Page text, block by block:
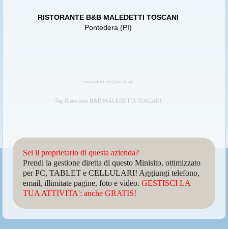
RISTORANTE B&B MALEDETTI TOSCANI
Pontedera (PI)
ristoranti vegani pisa
Tag Ristorante B&B MALEDETTI TOSCANI
Sei il proprietario di questa azienda?
Prendi la gestione diretta di questo Minisito, ottimizzato
per PC, TABLET e CELLULARI! Aggiungi telefono,
email, illimitate pagine, foto e video.GESTISCI LA
TUA ATTIVITA': anche GRATIS!